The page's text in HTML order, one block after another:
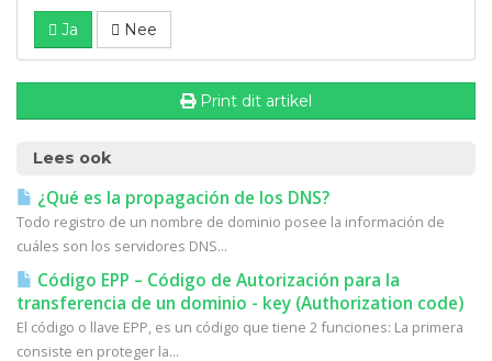
Ja Nee
Print dit artikel
Lees ook
¿Qué es la propagación de los DNS?
Todo registro de un nombre de dominio posee la información de
cuáles son los servidores DNS...
Código EPP – Código de Autorización para la
transferencia de un dominio - key (Authorization code)
El código o llave EPP, es un código que tiene 2 funciones: La primera
consiste en proteger la...